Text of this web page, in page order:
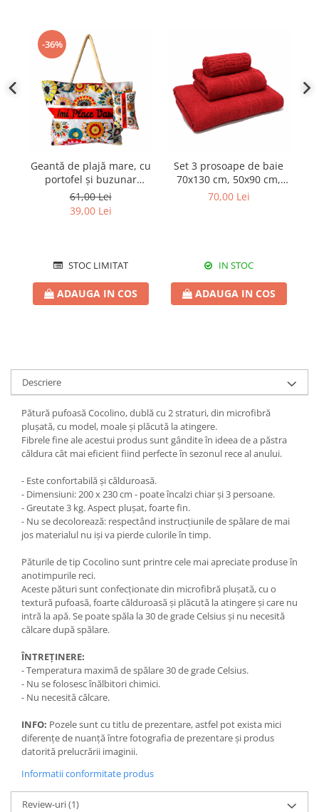
-36%
Geantă de plajă mare, cu
portofel și buzunar
interior KD2413
61,00 Lei
39,00 Lei
STOC LIMITAT
ADAUGA IN COS
Set 3 prosoape de baie
70x130 cm, 50x90 cm,
30x50 cm, bumbac, roșu
70,00 Lei
IN STOC
ADAUGA IN COS
Descriere
Pătură pufoasă Cocolino, dublă cu 2 straturi, din microfibră
plușată, cu model, moale și plăcută la atingere.
Fibrele fine ale acestui produs sunt gândite în ideea de a păstra
căldura cât mai eficient fiind perfecte în sezonul rece al anului.
- Este confortabilă și călduroasă.
- Dimensiuni: 200 x 230 cm - poate încalzi chiar și 3 persoane.
- Greutate 3 kg. Aspect plușat, foarte fin.
- Nu se decolorează: respectând instrucțiunile de spălare de mai
jos materialul nu iși va pierde culorile în timp.
Păturile de tip Cocolino sunt printre cele mai apreciate produse în
anotimpurile reci.
Aceste pături sunt confecționate din microfibră plușată, cu o
textură pufoasă, foarte călduroasă și plăcută la atingere și care nu
intră la apă. Se poate spăla la 30 de grade Celsius și nu necesită
călcare după spălare.
ÎNTREȚINERE:
- Temperatura maximă de spălare 30 de grade Celsius.
- Nu se folosesc înălbitori chimici.
- Nu necesită călcare.
INFO: Pozele sunt cu titlu de prezentare, astfel pot exista mici
diferențe de nuanță între fotografia de prezentare și produs
datorită prelucrării imaginii.
Informatii conformitate produs
Review-uri(1)